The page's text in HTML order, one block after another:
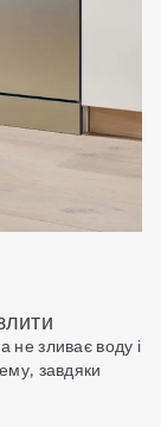
зливає воду і
завдяки